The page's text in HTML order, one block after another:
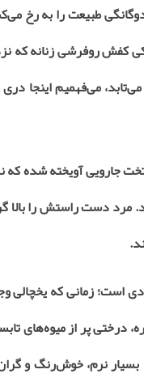
طبیعت را به رخ
کفش روفرشی زنانه
می‌فهمیم اینجا
جارویی آویخته شده که
دست راستش را بالا
.
است؛ زمانی که یخچالی
درختی پر از میوه‌های
نرم، خوش‌رنگ و